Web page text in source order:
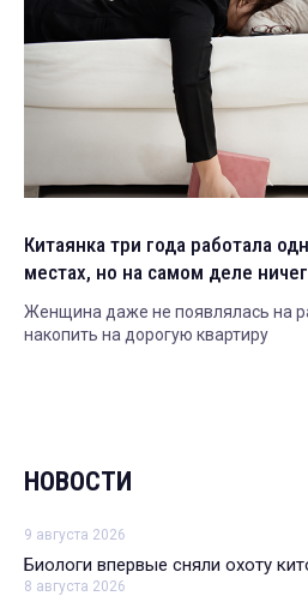
Китаянка три года работала
местах, но на самом деле
Женщина даже не появлялась на
накопить на дорогую квартиру
НОВОСТИ
9 августа 2026
Биологи впервые сняли охоту
8 августа 2026